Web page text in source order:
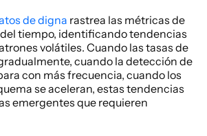
de digna rastrea las métricas de
tiempo, identificando tendencias
volátiles. Cuando las tasas de
cuando la detección de
con más frecuencia, cuando los
se aceleran, estas tendencias
emergentes que requieren